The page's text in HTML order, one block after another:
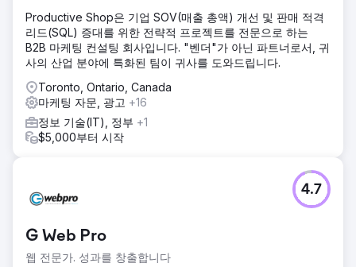
Productive Shop은 기업 SOV(매출 총액) 개선 및 판매 적격
리드(SQL) 증대를 위한 전략적 프로젝트를 전문으로 하는
B2B 마케팅 컨설팅 회사입니다. "벤더"가 아닌 파트너로서, 귀
사의 산업 분야에 특화된 팀이 귀사를 도와드립니다.
Toronto, Ontario, Canada
마케팅 자문, 광고 +16
정보 기술(IT), 정부 +1
$5,000부터 시작
G Web Pro
웹 전문가. 성과를 창출합니다
4.7